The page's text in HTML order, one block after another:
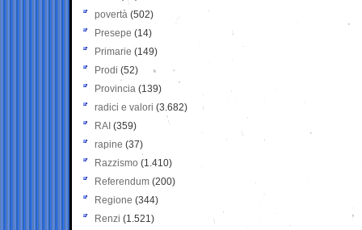
povertà (502)
Presepe (14)
Primarie (149)
Prodi (52)
Provincia (139)
radici e valori (3.682)
RAI (359)
rapine (37)
Razzismo (1.410)
Referendum (200)
Regione (344)
Renzi (1.521)